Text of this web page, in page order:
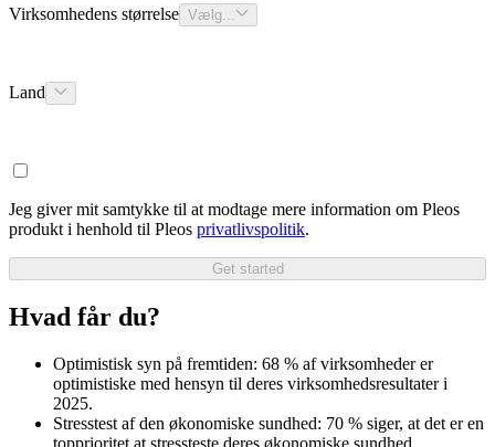
Virksomhedens størrelse Vælg...
Land
Jeg giver mit samtykke til at modtage mere information om Pleos
produkt i henhold til Pleos privatlivspolitik.
Get started
Hvad får du?
Optimistisk syn på fremtiden: 68 % af virksomheder er
optimistiske med hensyn til deres virksomhedsresultater i
2025.
Stresstest af den økonomiske sundhed: 70 % siger, at det er en
topprioritet at stressteste deres økonomiske sundhed